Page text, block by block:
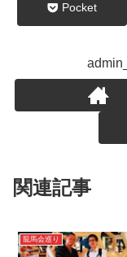
Pocket
関連記事
龍馬会巡り